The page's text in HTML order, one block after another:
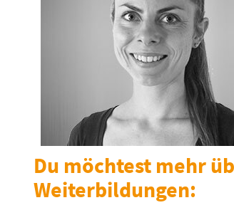
Du möchtest mehr
Weiterbildungen: